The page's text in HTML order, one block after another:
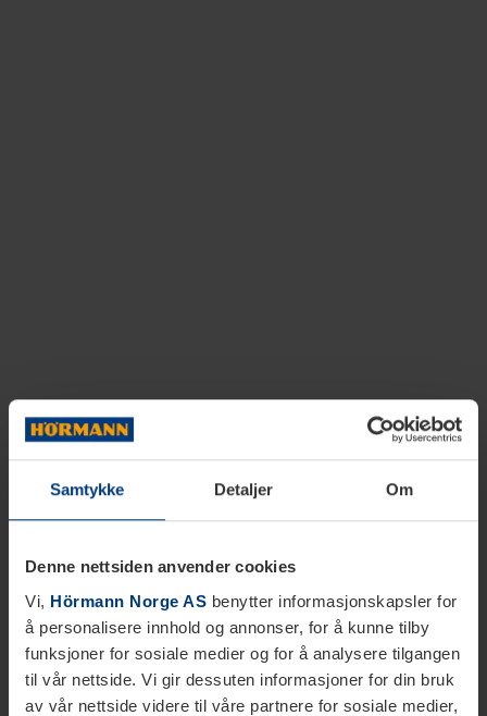
Samtykke Detaljer Om
Denne nettsiden anvender cookies
Vi, Hörmann Norge AS benytter informasjonskapsler for
å personalisere innhold og annonser, for å kunne tilby
funksjoner for sosiale medier og for å analysere tilgangen
til vår nettside. Vi gir dessuten informasjoner for din bruk
av vår nettside videre til våre partnere for sosiale medier,